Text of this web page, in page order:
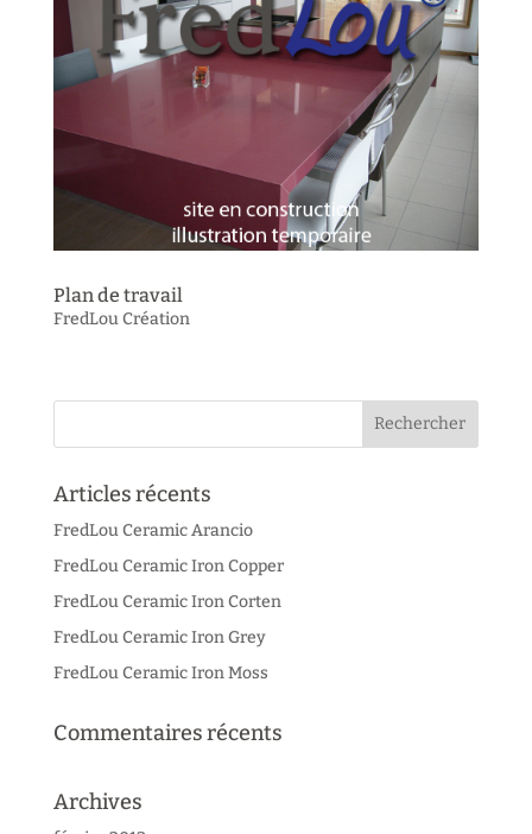
Plan de travail
FredLou Création
Articles récents
FredLou Ceramic Arancio
FredLou Ceramic Iron Copper
FredLou Ceramic Iron Corten
FredLou Ceramic Iron Grey
FredLou Ceramic Iron Moss
Commentaires récents
Archives